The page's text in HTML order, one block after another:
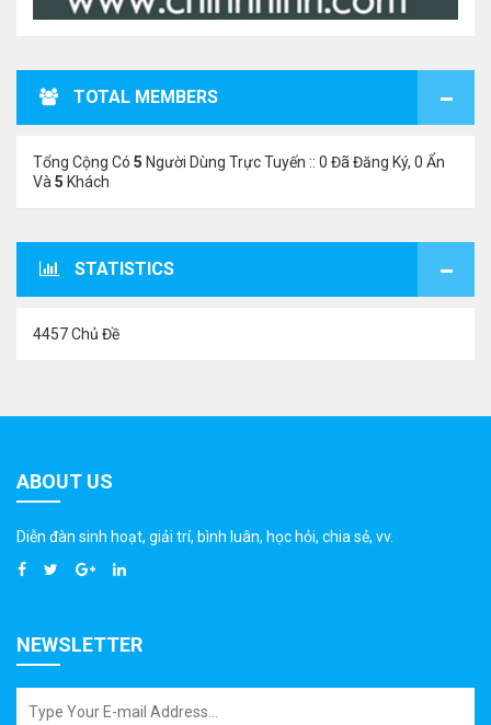
TOTAL MEMBERS
Tổng Cộng Có 5 Người Dùng Trực Tuyến :: 0 Đã Đăng Ký, 0 Ẩn
Và 5 Khách
STATISTICS
4457 Chủ Đề
ABOUT US
Diễn đàn sinh hoạt, giải trí, bình luân, học hỏi, chia sẻ, vv.
NEWSLETTER